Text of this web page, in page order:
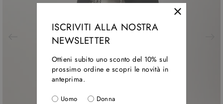
ISCRIVITI ALLA NOSTRA
NEWSLETTER
Ottieni subito uno sconto del 10% sul
prossimo ordine e scopri le novità in
anteprima.
Uomo Donna